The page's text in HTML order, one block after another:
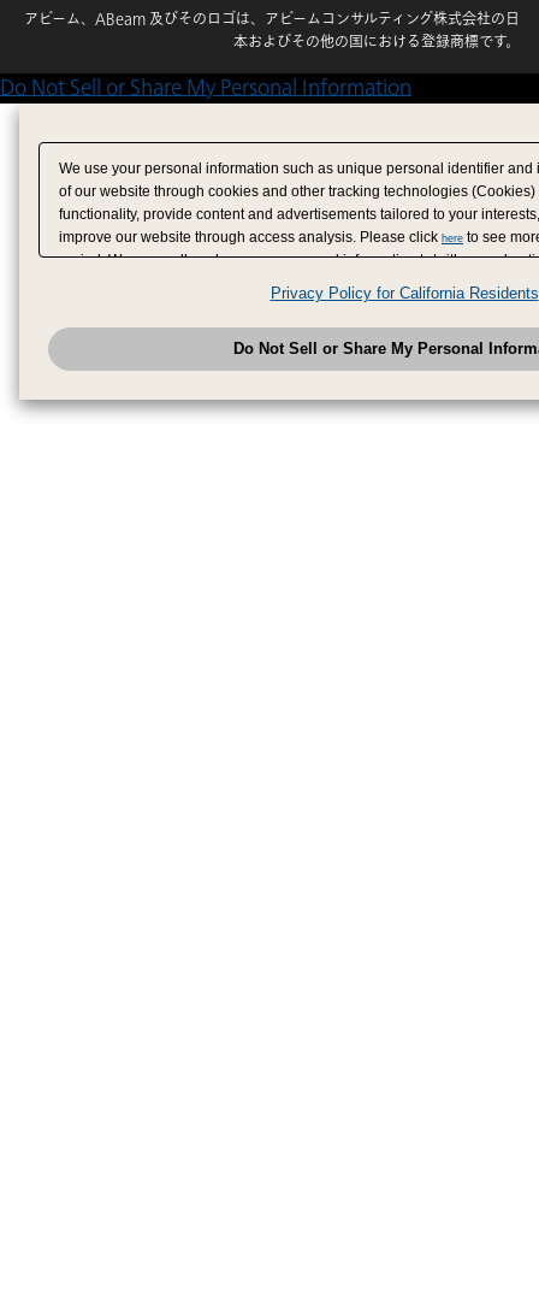
アビーム、ABeam 及びそのロゴは、アビームコンサルティング株式会社の日
本およびその他の国における登録商標です。
Do Not Sell or Share My Personal Information
We use your personal information such as unique personal identifier
of our website through cookies and other tracking technologies
functionality, provide content and advertisements tailored to your
improve our website through access analysis. Please click here to see
period. We may sell or share your personal information to/with our
analytics service partners. These partners may combine the data shared
have provided to them or that they have collected from your use of their
analyze and optimize advertisements delivered to you by businesses
have the right to opt out of sale or share of your personal information by
to exercise your right. If we have detected an opt-out
honored.Change your sell or share preference
Privacy Policy for California Residents
Do Not Sell or Share My Personal